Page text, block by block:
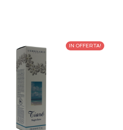
IN OFFERTA!